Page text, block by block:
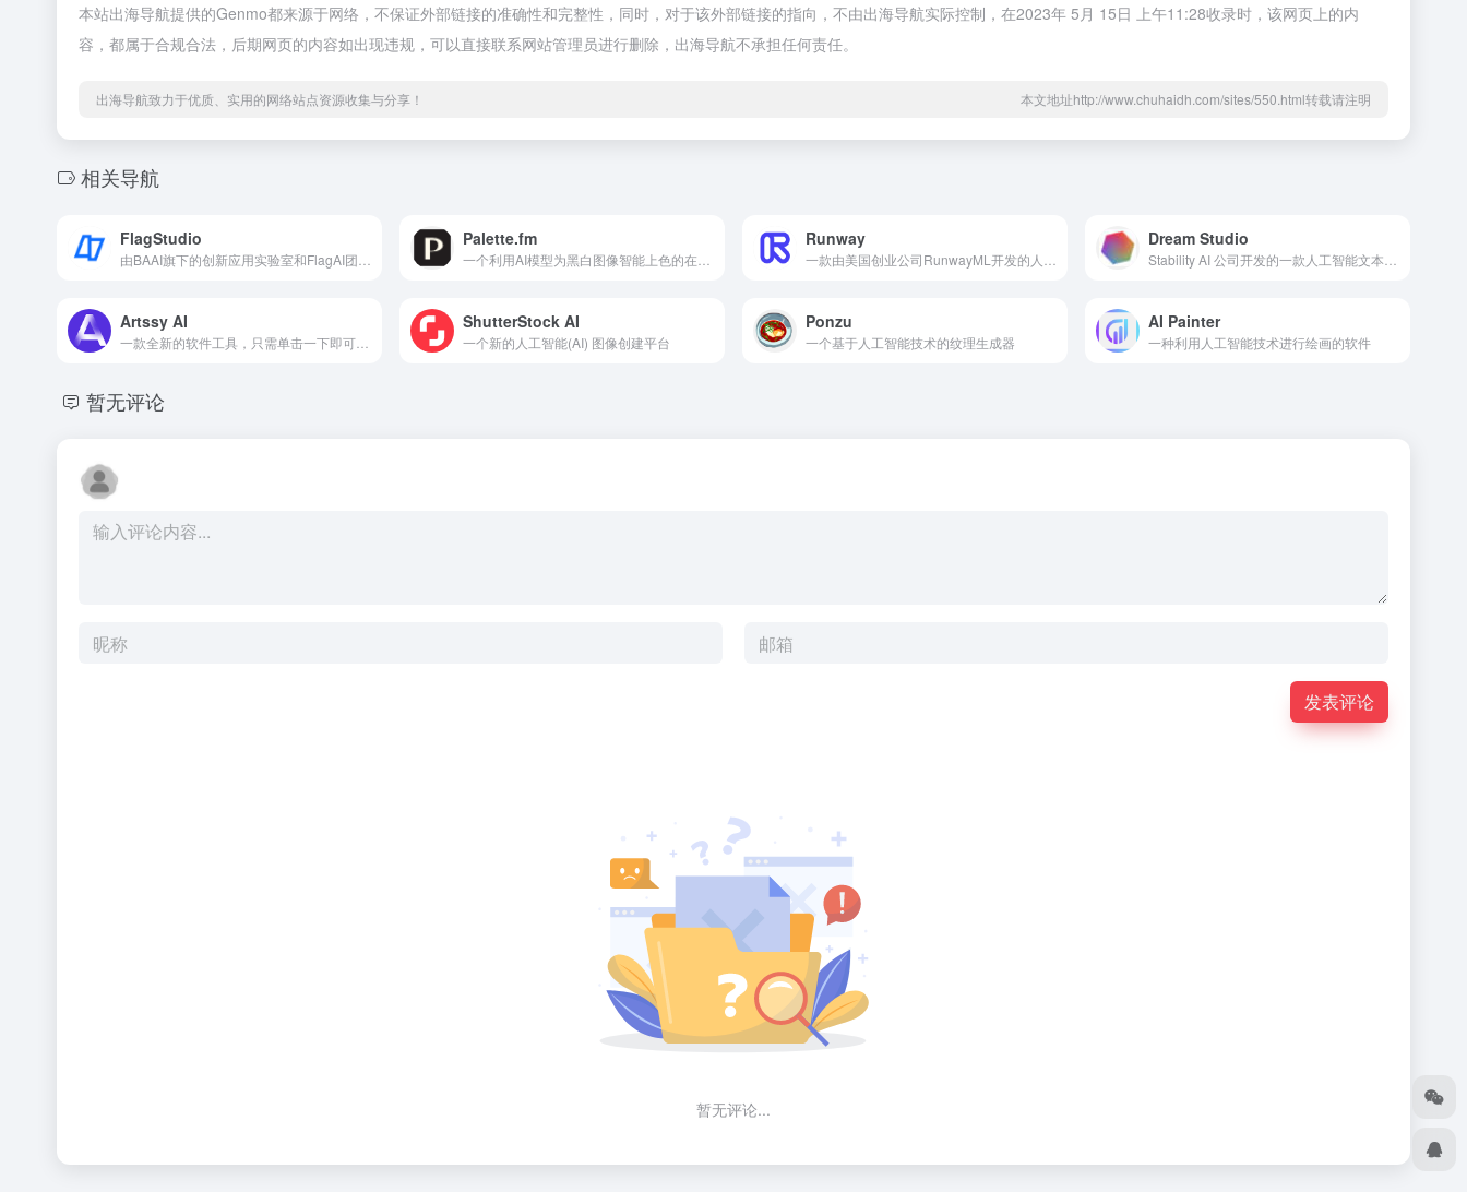
本站出海导航提供的Genmo都来源于网络，不保证外部链接的准确性和完整性，同时，对于该外部链接的指向，不由出海导航实际控制，在2023年 5月 15日 上午11:28收录时，该网页上的内
容，都属于合规合法，后期网页的内容如出现违规，可以直接联系网站管理员进行删除，出海导航不承担任何责任。
出海导航致力于优质、实用的网络站点资源收集与分享！ 本文地址http://www.chuhaidh.com/sites/550.html转载请注明
相关导航
FlagStudio Palette.fm Runway Dream Studio
Artssy AI ShutterStock AI
一个新的人工智能(AI) 图像创建平台
Ponzu
一个基于人工智能技术的纹理生成器
AI Painter
一种利用人工智能技术进行绘画的软件
暂无评论
发表评论
暂无评论...